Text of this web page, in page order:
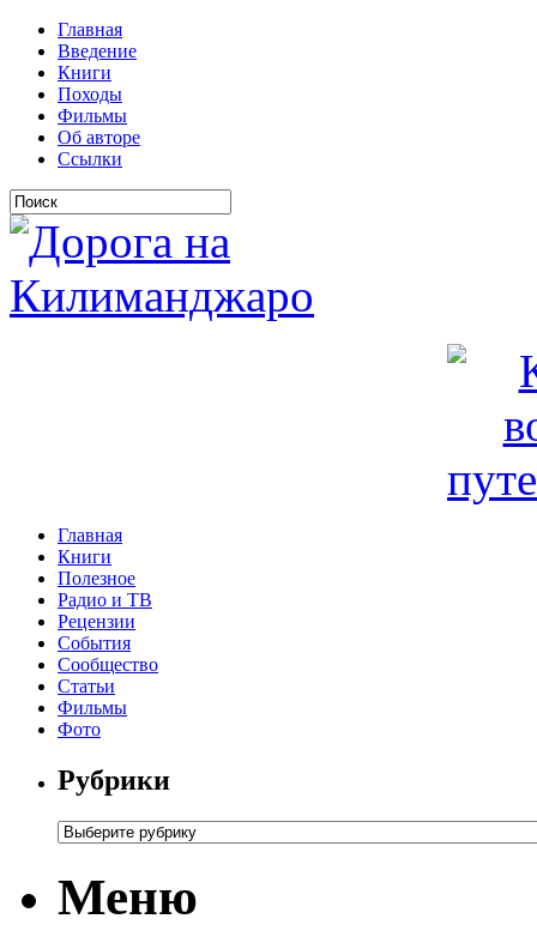
Главная
Введение
Книги
Походы
Фильмы
Об авторе
Ссылки
Главная
Книги
Полезное
Радио и ТВ
Рецензии
События
Сообщество
Статьи
Фильмы
Фото
Рубрики
Меню